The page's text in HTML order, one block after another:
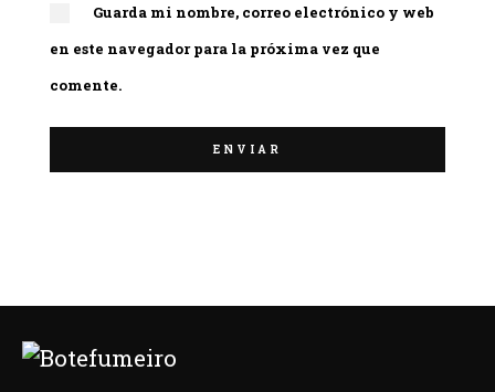
Guarda mi nombre, correo electrónico y web
en este navegador para la próxima vez que
comente.